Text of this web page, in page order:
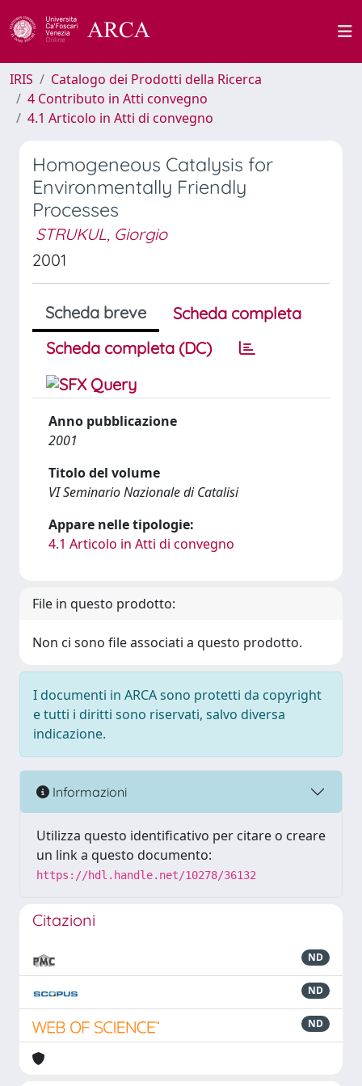
IRIS
Catalogo dei Prodotti della Ricerca
4 Contributo in Atti convegno
4.1 Articolo in Atti di convegno
Homogeneous Catalysis for
Environmentally Friendly
Processes
STRUKUL, Giorgio
2001
Scheda breve
Scheda completa
Scheda completa (DC)
Anno pubblicazione
2001
Titolo del volume
VI Seminario Nazionale di Catalisi
Appare nelle tipologie:
4.1 Articolo in Atti di convegno
File in questo prodotto:
Non ci sono file associati a questo prodotto.
I documenti in ARCA sono protetti da copyright
e tutti i diritti sono riservati, salvo diversa
indicazione.
Informazioni
Utilizza questo identificativo per citare o creare
un link a questo documento:
https://hdl.handle.net/10278/36132
Citazioni
ND
ND
ND